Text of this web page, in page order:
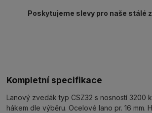
Poskytujeme slevy pro naše stálé
Kompletní specifikace
Lanový zvedák typ CSZ32 s nosností 3200
hákem dle výběru. Ocelové lano pr. 16 mm.